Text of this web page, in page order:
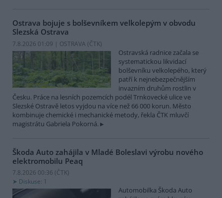
Ostrava bojuje s bolševníkem velkolepým v obvodu
Slezská Ostrava
7.8.2026 01:09 | OSTRAVA (ČTK)
Ostravská radnice začala se
systematickou likvidací
bolševníku velkolepého, který
patří k nejnebezpečnějším
invazním druhům rostlin v
Česku. Práce na lesních pozemcích podél Trnkovecké ulice ve
Slezské Ostravě letos vyjdou na více než 66 000 korun. Město
kombinuje chemické i mechanické metody, řekla ČTK mluvčí
magistrátu Gabriela Pokorná.
Škoda Auto zahájila v Mladé Boleslavi výrobu nového
elektromobilu Peaq
7.8.2026 00:36 (ČTK)
Diskuse: 1
Automobilka Škoda Auto